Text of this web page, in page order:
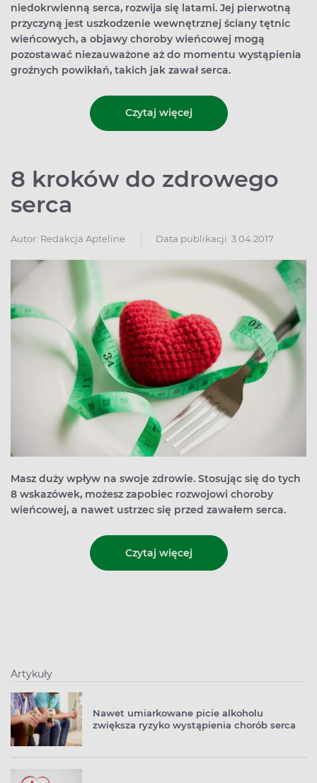
niedokrwienną serca, rozwija się latami. Jej pierwotną
przyczyną jest uszkodzenie wewnętrznej ściany tętnic
wieńcowych, a objawy choroby wieńcowej mogą
pozostawać niezauważone aż do momentu wystąpienia
groźnych powikłań, takich jak zawał serca.
Czytaj więcej
8 kroków do zdrowego
serca
Autor: Redakcja Apteline Data publikacji: 3.04.2017
Masz duży wpływ na swoje zdrowie. Stosując się do tych
8 wskazówek, możesz zapobiec rozwojowi choroby
wieńcowej, a nawet ustrzec się przed zawałem serca.
Czytaj więcej
Artykuły
Nawet umiarkowane picie alkoholu
zwiększa ryzyko wystąpienia chorób serca